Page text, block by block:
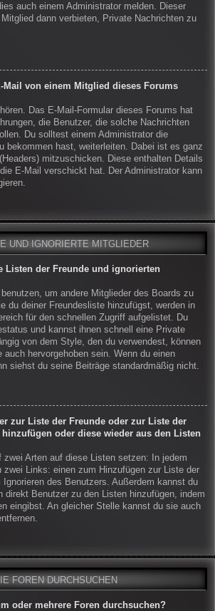
auch einem Administrator melden. Dieser
dann verbieten, Private Nachrichten zu
Mail von einem Mitglied dieses Forums
Das E-Mail-Formular dieses Forums hat
die Benutzer, die solche Nachrichten
Du solltest einem Administrator die
bekommen hast, weiterleiten. Dabei ist es ganz
mitzuschicken. Diese enthalten Details
E-Mail verschickt hat. Der Administrator kann
UND IGNORIERTE MITGLIEDER
Listen der Freunde und ignorierten
um andere Mitglieder des Boards zu
du deiner Freundesliste hinzufügst, werden in
für den schnellen Zugriff aufgelistet. Du
und kannst ihnen schnell eine Private
von dem Style, den du verwendest, können
auch hervorgehoben sein. Wenn du einen
siehst du seine Beiträge standardmäßig nicht.
zur Liste der Freunde oder zur Liste der
oder diese wieder aus den Listen
zwei Arten auf diese Listen setzen: In jedem
zwei Links: einen zum Hinzufügen zur Liste der
Ignorieren des Benutzers. Außerdem kannst du
direkt Benutzer zu den Listen hinzufügen, indem
eingibst. An gleicher Stelle kannst du sie auch
FOREN DURCHSUCHEN
oder mehrere Foren durchsuchen?